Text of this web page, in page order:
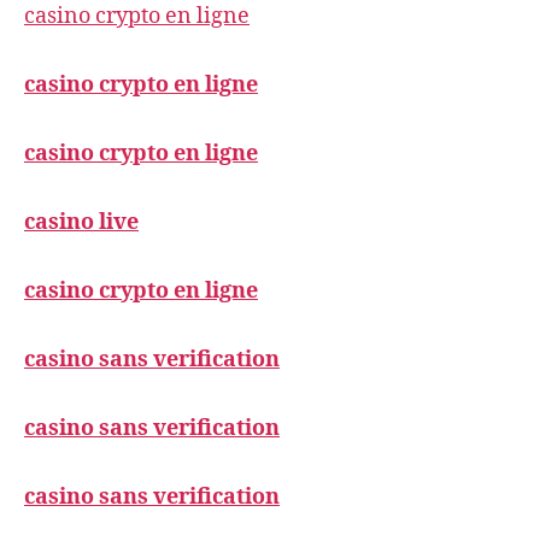
casino crypto en ligne
casino crypto en ligne
casino crypto en ligne
casino live
casino crypto en ligne
casino sans verification
casino sans verification
casino sans verification